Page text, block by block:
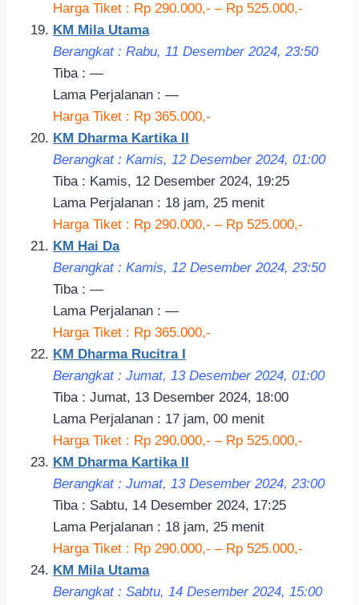
Harga Tiket : Rp 290.000,- – Rp 525.000,-
KM Mila Utama
Berangkat : Rabu, 11 Desember 2024, 23:50
Tiba : —
Lama Perjalanan : —
Harga Tiket : Rp 365.000,-
KM Dharma Kartika II
Berangkat : Kamis, 12 Desember 2024, 01:00
Tiba : Kamis, 12 Desember 2024, 19:25
Lama Perjalanan : 18 jam, 25 menit
Harga Tiket : Rp 290.000,- – Rp 525.000,-
KM Hai Da
Berangkat : Kamis, 12 Desember 2024, 23:50
Tiba : —
Lama Perjalanan : —
Harga Tiket : Rp 365.000,-
KM Dharma Rucitra I
Berangkat : Jumat, 13 Desember 2024, 01:00
Tiba : Jumat, 13 Desember 2024, 18:00
Lama Perjalanan : 17 jam, 00 menit
Harga Tiket : Rp 290.000,- – Rp 525.000,-
KM Dharma Kartika II
Berangkat : Jumat, 13 Desember 2024, 23:00
Tiba : Sabtu, 14 Desember 2024, 17:25
Lama Perjalanan : 18 jam, 25 menit
Harga Tiket : Rp 290.000,- – Rp 525.000,-
KM Mila Utama
Berangkat : Sabtu, 14 Desember 2024, 15:00